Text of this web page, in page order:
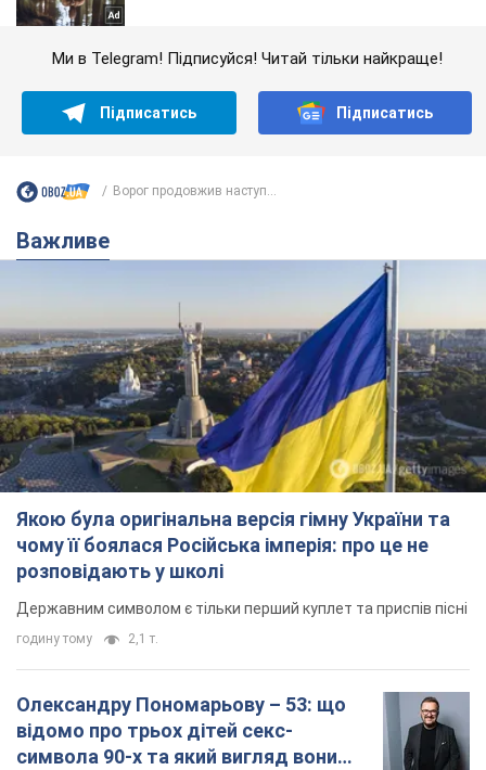
Ми в Telegram! Підписуйся! Читай тільки найкраще!
Підписатись Підписатись
Ворог продовжив наступ...
Важливе
Якою була оригінальна версія гімну України та
чому її боялася Російська імперія: про це не
розповідають у школі
Державним символом є тільки перший куплет та приспів пісні
годину тому 2,1 т.
Олександру Пономарьову – 53: що
відомо про трьох дітей секс-
символа 90-х та який вигляд вони